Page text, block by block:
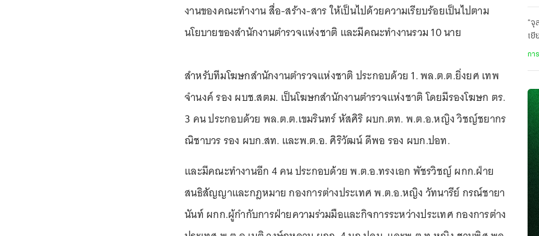
งานของคณะทำงาน สื่อ-สร้าง-สาร ให้เป็นไปด้วยความเรียบร้อยเป็นไปตาม
นโยบายของสำนักงานตำรวจแห่งชาติ และมีคณะทำงานรวม 10 นาย
สำหรับทีมโฆษกสำนักงานตำรวจแห่งชาติ ประกอบด้วย 1. พล.ต.ต.ยิ่งยศ เทพ
จำนงค์ รอง ผบช.สตม. เป็นโฆษกสำนักงานตำรวจแห่งชาติ โดยมีรองโฆษก ตร.
3 คน ประกอบด้วย พล.ต.ต.เขมรินทร์ หัสศิริ ผบก.ตท. พ.ต.อ.หญิง วิชญ์ชยากร
ณิชาบวร รอง ผบก.สท. และพ.ต.อ. ศิริวัฒน์ ดีพอ รอง ผบก.ปอท.
และมีคณะทำงานอีก 4 คน ประกอบด้วย พ.ต.อ.ทรงเอก พัชรวิชญ์ ผกก.ฝ่าย
สนธิสัญญาและกฎหมาย กองการต่างประเทศ พ.ต.อ.หญิง วัทนารีย์ กรณ์ชายา
นันท์ ผกก.ผู้กำกับการฝ่ายความร่วมมือและกิจการระหว่างประเทศ กองการต่าง
“จุ
เยี
กา